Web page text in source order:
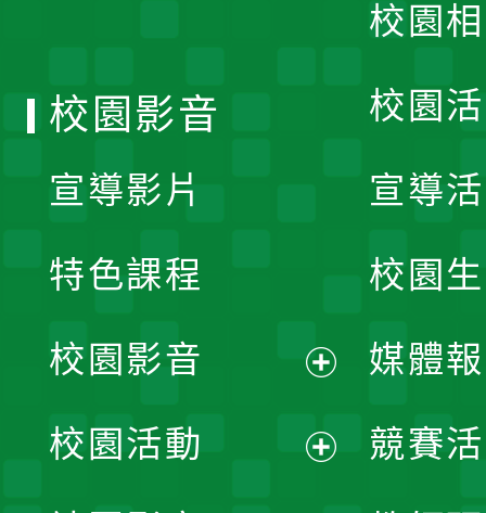
校園
校園
宣導
校園
媒體
競賽
校園影音
宣導影片
特色課程
校園影音
開
校園活動